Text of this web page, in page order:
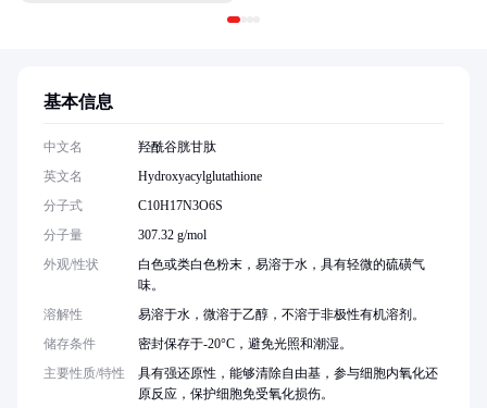
基本信息
中文名
羟酰谷胱甘肽
英文名
Hydroxyacylglutathione
分子式
C10H17N3O6S
分子量
307.32 g/mol
外观/性状
白色或类白色粉末，易溶于水，具有轻微的硫磺气
味。
溶解性
易溶于水，微溶于乙醇，不溶于非极性有机溶剂。
储存条件
密封保存于-20°C，避免光照和潮湿。
主要性质/特性
具有强还原性，能够清除自由基，参与细胞内氧化还
原反应，保护细胞免受氧化损伤。